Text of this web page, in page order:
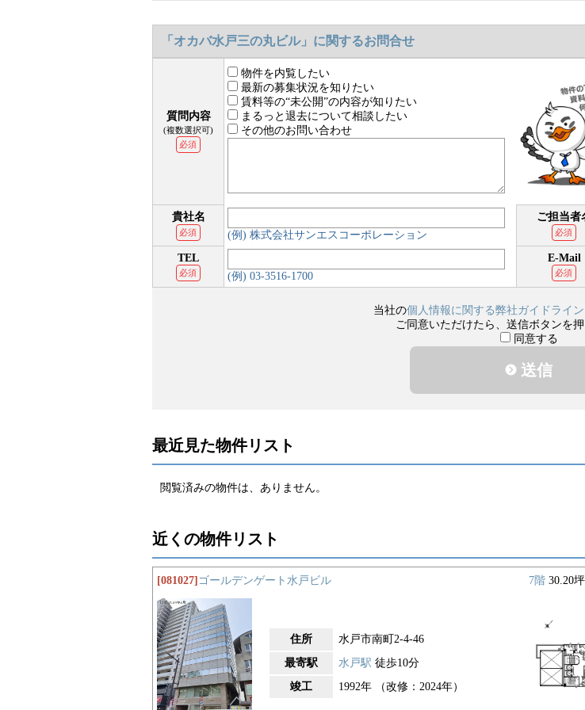
「オカバ水戸三の丸ビル」に関するお問合せ
質問内容
(複数選択可)
必須
物件を内覧したい
最新の募集状況を知りたい
賃料等の“未公開”の内容が知りたい
まるっと退去について相談したい
その他のお問い合わせ
貴社名
必須 (例) 株式会社サンエスコーポレーション
ご担当者
必須
TEL
必須 (例) 03-3516-1700
E-Mail
必須
当社の個人情報に関する弊社ガイドライン
ご同意いただけたら、送信ボタンを押
同意する
送信
最近見た物件リスト
閲覧済みの物件は、ありません。
近くの物件リスト
[081027] ゴールデンゲート水戸ビル 7階 30.20
住所
水戸市南町2-4-46
最寄駅
水戸駅 徒歩10分
竣工
1992年 （改修：2024年）